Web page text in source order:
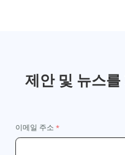
제안 및 뉴스를
이메일 주소